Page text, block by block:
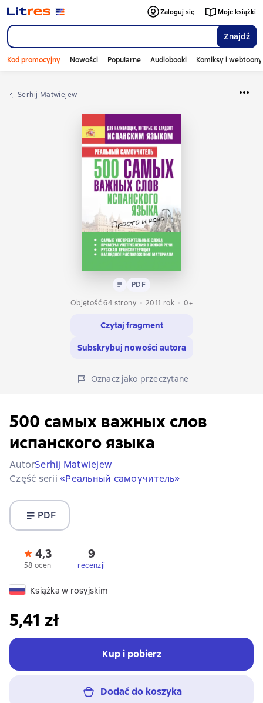
Znajdź
Zaloguj się Moje książki
Kod promocyjny Nowości Popularne Audiobooki Komiksy i webtoony
Serhij Matwiejew
Tekst PDF
PDF
Objętość 64 strony
2011 rok 0+
Czytaj fragment
Subskrybuj nowości autora
Oznacz jako przeczytane
500 самых важных слов
испанского языка
AutorSerhij Matwiejew
Część serii «Реальный самоучитель»
PDF
4,3
58 ocen
9
recenzji
Książka w rosyjskim
5,41 zł
Kup i pobierz
Dodać do koszyka